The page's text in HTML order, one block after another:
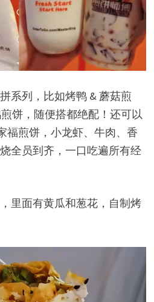
系列，比如烤鸭 & 蘑菇煎
饼，随便搭都绝配！还可以
煎饼，小龙虾、牛肉、香
全员到齐，一口吃遍所有经
里面有黄瓜和葱花，自制烤